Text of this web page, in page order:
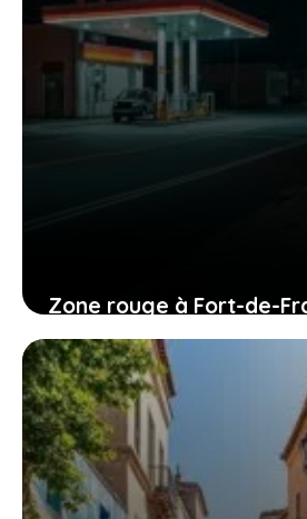
Zone rouge à Fort-de-
quartiers que vous
27 juillet 2026